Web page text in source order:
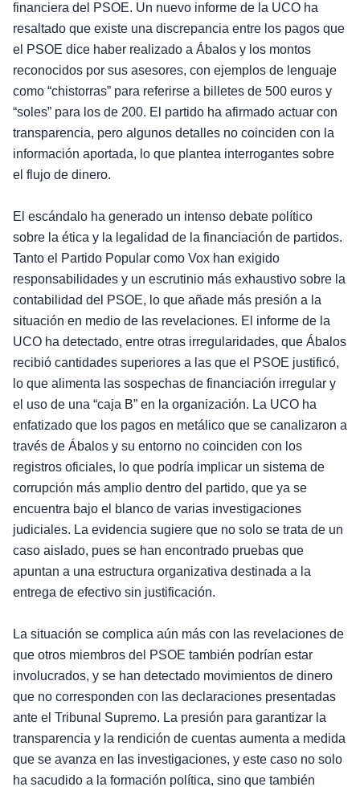
financiera del PSOE. Un nuevo informe de la UCO ha
resaltado que existe una discrepancia entre los pagos que
el PSOE dice haber realizado a Ábalos y los montos
reconocidos por sus asesores, con ejemplos de lenguaje
como “chistorras” para referirse a billetes de 500 euros y
“soles” para los de 200. El partido ha afirmado actuar con
transparencia, pero algunos detalles no coinciden con la
información aportada, lo que plantea interrogantes sobre
el flujo de dinero.
El escándalo ha generado un intenso debate político
sobre la ética y la legalidad de la financiación de partidos.
Tanto el Partido Popular como Vox han exigido
responsabilidades y un escrutinio más exhaustivo sobre la
contabilidad del PSOE, lo que añade más presión a la
situación en medio de las revelaciones. El informe de la
UCO ha detectado, entre otras irregularidades, que Ábalos
recibió cantidades superiores a las que el PSOE justificó,
lo que alimenta las sospechas de financiación irregular y
el uso de una “caja B” en la organización. La UCO ha
enfatizado que los pagos en metálico que se canalizaron a
través de Ábalos y su entorno no coinciden con los
registros oficiales, lo que podría implicar un sistema de
corrupción más amplio dentro del partido, que ya se
encuentra bajo el blanco de varias investigaciones
judiciales. La evidencia sugiere que no solo se trata de un
caso aislado, pues se han encontrado pruebas que
apuntan a una estructura organizativa destinada a la
entrega de efectivo sin justificación.
La situación se complica aún más con las revelaciones de
que otros miembros del PSOE también podrían estar
involucrados, y se han detectado movimientos de dinero
que no corresponden con las declaraciones presentadas
ante el Tribunal Supremo. La presión para garantizar la
transparencia y la rendición de cuentas aumenta a medida
que se avanza en las investigaciones, y este caso no solo
ha sacudido a la formación política, sino que también